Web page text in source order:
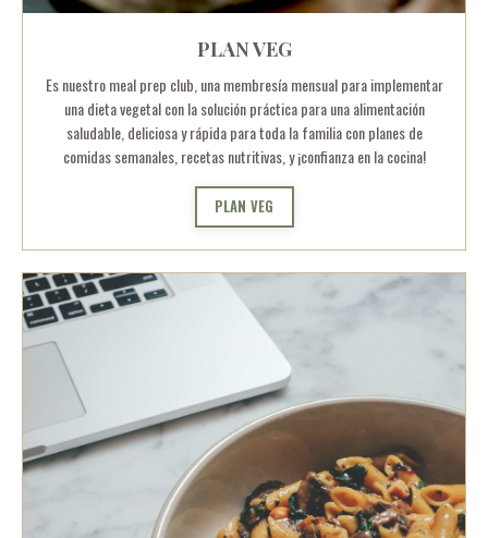
PLAN VEG
Es nuestro meal prep club, una membresía mensual para implementar
una dieta vegetal con la solución práctica para una alimentación
saludable, deliciosa y rápida para toda la familia con planes de
comidas semanales, recetas nutritivas, y ¡confianza en la cocina!
PLAN VEG